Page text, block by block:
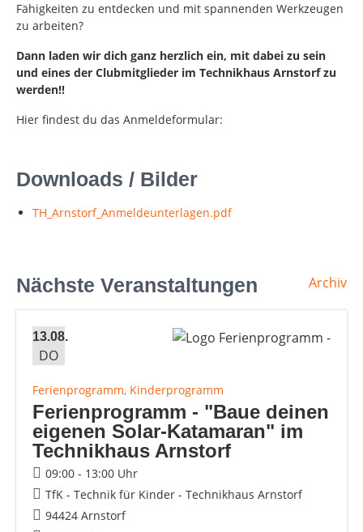
Fähigkeiten zu entdecken und mit spannenden Werkzeugen
zu arbeiten?
Dann laden wir dich ganz herzlich ein, mit dabei zu sein
und eines der Clubmitglieder im Technikhaus Arnstorf zu
werden!!
Hier findest du das Anmeldeformular:
Downloads / Bilder
TH_Arnstorf_Anmeldeunterlagen.pdf
Nächste Veranstaltungen Archiv
13.08.
DO
Ferienprogramm, Kinderprogramm
Ferienprogramm - "Baue deinen
eigenen Solar-Katamaran" im
Technikhaus Arnstorf
09:00 - 13:00 Uhr
TfK - Technik für Kinder - Technikhaus Arnstorf
94424 Arnstorf